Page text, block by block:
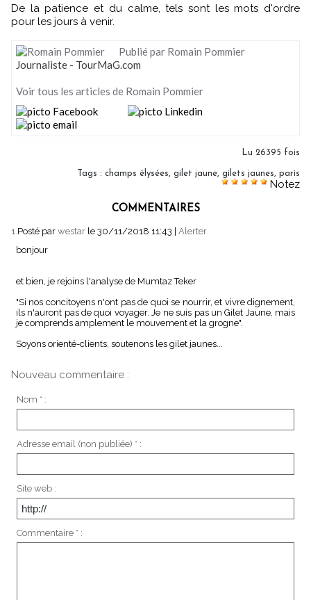
De la patience et du calme, tels sont les mots d'ordre
pour les jours à venir.
Publié par Romain Pommier
Journaliste - TourMaG.com
Voir tous les articles de Romain Pommier
Lu 26395 fois
Tags : champs élysées, gilet jaune, gilets jaunes, paris
Notez
COMMENTAIRES
1. Posté par westar le 30/11/2018 11:43
Alerter
bonjour
et bien, je rejoins l'analyse de Mumtaz Teker
"Si nos concitoyens n'ont pas de quoi se nourrir, et vivre dignement,
ils n'auront pas de quoi voyager. Je ne suis pas un Gilet Jaune, mais
je comprends amplement le mouvement et la grogne".
Soyons orienté-clients, soutenons les gilet jaunes...
Nouveau commentaire :
Nom * :
Adresse email (non publiée) * :
Site web :
Commentaire * :